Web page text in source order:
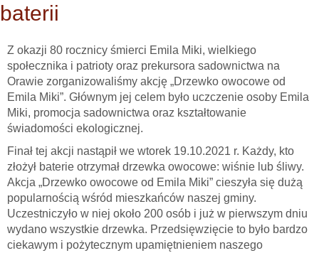
baterii
Z okazji 80 rocznicy śmierci Emila Miki, wielkiego
społecznika i patrioty oraz prekursora sadownictwa na
Orawie zorganizowaliśmy akcję „Drzewko owocowe od
Emila Miki”. Głównym jej celem było uczczenie osoby Emila
Miki, promocja sadownictwa oraz kształtowanie
świadomości ekologicznej.
Finał tej akcji nastąpił we wtorek 19.10.2021 r. Każdy, kto
złożył baterie otrzymał drzewka owocowe: wiśnie lub śliwy.
Akcja „Drzewko owocowe od Emila Miki” cieszyła się dużą
popularnością wśród mieszkańców naszej gminy.
Uczestniczyło w niej około 200 osób i już w pierwszym dniu
wydano wszystkie drzewka. Przedsięwzięcie to było bardzo
ciekawym i pożytecznym upamiętnieniem naszego